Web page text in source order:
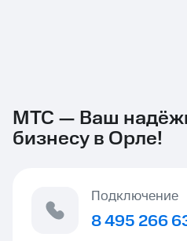
МТС — Ваш
бизнесу в Орле!
Подключение
8 495 266